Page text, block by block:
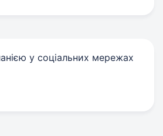
у соціальних мережах
link